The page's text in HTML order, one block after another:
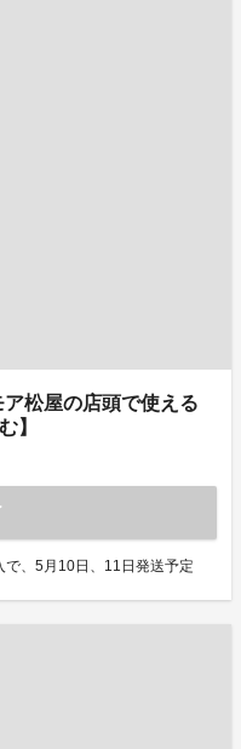
松屋の店頭で使える
】
、5月10日、11日発送予定